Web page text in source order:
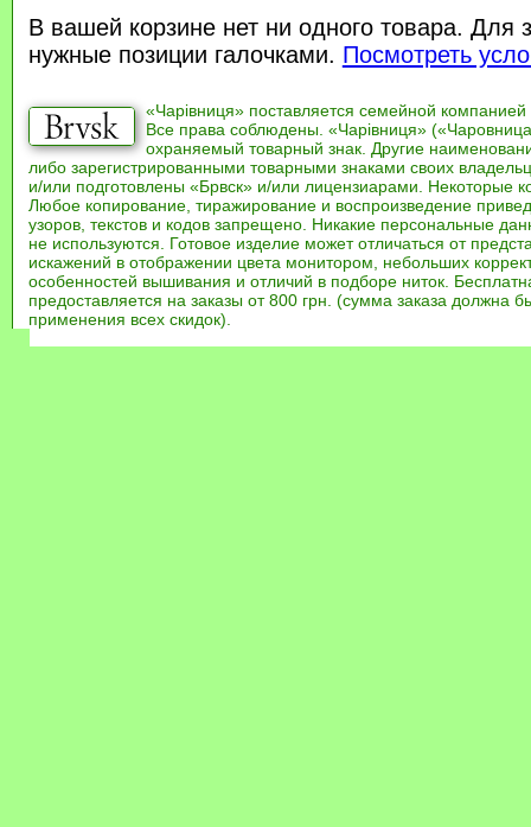
В вашей корзине нет ни одного товара. Для
нужные позиции галочками. Посмотреть
«Чарівниця» поставляется семейной компанией
Все права соблюдены. «Чарівниця»
охраняемый товарный знак. Другие
либо зарегистрированными товарными знаками своих
и/или подготовлены «Брвск» и/или лицензиарами. Некоторые
Любое копирование, тиражирование и воспроизведение
узоров, текстов и кодов запрещено. Никакие персональные
не используются. Готовое изделие может отличаться от
искажений в отображении цвета монитором, небольших
особенностей вышивания и отличий в подборе ниток.
предоставляется на заказы от 800 грн. (сумма заказа должна
применения всех скидок).